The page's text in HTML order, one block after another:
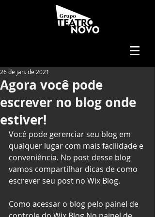
Agora você pode
escrever no blog onde
estiver!
26 de jan. de 2021
Você pode gerenciar seu blog em
qualquer lugar com mais facilidade e
conveniência. No post desse blog
vamos compartilhar dicas de como
escrever seu post no Wix Blog.
Como acessar o blog pelo painel de